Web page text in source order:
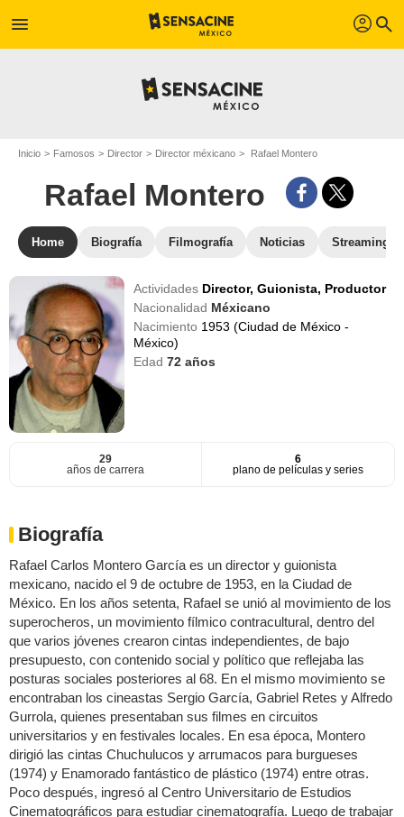
menu profil search
Inicio Famosos Director Director méxicano Rafael Montero
Rafael Montero
Home Biografía Filmografía Noticias Streaming
Actividades Director,Guionista, Productor
Nacionalidad Méxicano
Nacimiento 1953 (Ciudad de México -
México)
Edad72 años
29
años de carrera
6
plano de películas y series
Biografía
Rafael Carlos Montero García es un director y guionista
mexicano, nacido el 9 de octubre de 1953, en la Ciudad de
México. En los años setenta, Rafael se unió al movimiento de los
superocheros, un movimiento fílmico contracultural, dentro del
que varios jóvenes crearon cintas independientes, de bajo
presupuesto, con contenido social y político que reflejaba las
posturas sociales posteriores al 68. En el mismo movimiento se
encontraban los cineastas Sergio García, Gabriel Retes y Alfredo
Gurrola, quienes presentaban sus filmes en circuitos
universitarios y en festivales locales. En esa época, Montero
dirigió las cintas Chuchulucos y arrumacos para burgueses
(1974) y Enamorado fantástico de plástico (1974) entre otras.
Poco después, ingresó al Centro Universitario de Estudios
Cinematográficos para estudiar cinematografía. Luego de trabajar